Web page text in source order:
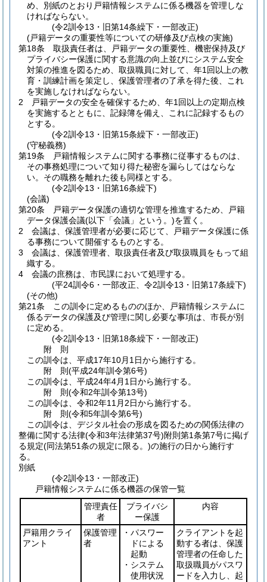
め、別紙のとおり戸籍情報システムに係る機器を管理しな
ければならない。
(令2訓令13・旧第14条繰下・一部改正)
(戸籍データの重要性等についての研修及び点検の実施)
第18条
取扱責任者は、戸籍データの重要性、機密保持及び
プライバシー保護に関する意識の向上並びにシステム安全
対策の推進を図るため、取扱職員に対して、年1回以上の教
育・訓練計画を策定し、保護管理者の了承を得た後、これ
を実施しなければならない。
2
戸籍データの安全を確保するため、年1回以上の定期点検
を実施するとともに、記録簿を備え、これに記録するもの
とする。
(令2訓令13・旧第15条繰下・一部改正)
(守秘義務)
第19条
戸籍情報システムに関する事務に従事するものは、
その事務処理について知り得た秘密を漏らしてはならな
い。 その職務を離れた後も同様とする。
(令2訓令13・旧第16条繰下)
(会議)
第20条
戸籍データ保護の適切な管理を推進するため、戸籍
データ保護会議(以下「会議」という。)を置く。
2
会議は、保護管理者が必要に応じて、戸籍データ保護に係
る事務について開催するものとする。
3
会議は、保護管理者、取扱責任者及び取扱職員をもって組
織する。
4
会議の庶務は、市民課において処理する。
(平24訓令6・一部改正、令2訓令13・旧第17条繰下)
(その他)
第21条
この訓令に定めるもののほか、戸籍情報システムに
係るデータの保護及び管理に関し必要な事項は、市長が別
に定める。
(令2訓令13・旧第18条繰下・一部改正)
附 則
この訓令は、平成17年10月1日から施行する。
附 則(平成24年訓令第6号)
この訓令は、平成24年4月1日から施行する。
附 則(令和2年訓令第13号)
この訓令は、令和2年11月2日から施行する。
附 則(令和5年訓令第6号)
この訓令は、デジタル社会の形成を図るための関係法律の
整備に関する法律(令和3年法律第37号)附則第1条第7号に掲げ
る規定(同法第51条の規定に限る。)の施行の日から施行す
る。
別紙
(令2訓令13・一部改正)
戸籍情報システムに係る機器の保管一覧
管理責任
者
プライバシ
ー保護
内容
戸籍用クライ
アント
保護管理
者
・パスワー
ドによる
起動
・システム
使用状況
クライアントを起
動する者は、保護
管理者の任命した
取扱職員がパスワ
ードを入力し、起